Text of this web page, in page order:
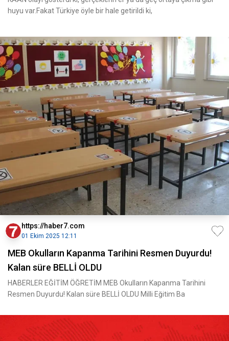
huyu var.Fakat Türkiye öyle bir hale getirildi ki,
https://haber7.com
01 Ekim 2025 12:11
MEB Okulların Kapanma Tarihini Resmen Duyurdu!
Kalan süre BELLİ OLDU
HABERLER EĞİTİM ÖĞRETİM MEB Okulların Kapanma Tarihini
Resmen Duyurdu! Kalan süre BELLİ OLDU Milli Eğitim Ba